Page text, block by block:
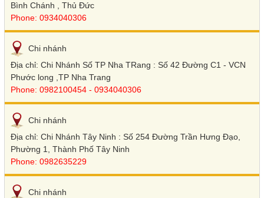
Bình Chánh , Thủ Đức
Phone: 0934040306
Chi nhánh
Địa chỉ: Chi Nhánh Số TP Nha TRang : Số 42 Đường C1 - VCN
Phước long ,TP Nha Trang
Phone: 0982100454 - 0934040306
Chi nhánh
Địa chỉ: Chi Nhánh Tây Ninh : Số 254 Đường Trần Hưng Đạo,
Phường 1, Thành Phố Tây Ninh
Phone: 0982635229
Chi nhánh